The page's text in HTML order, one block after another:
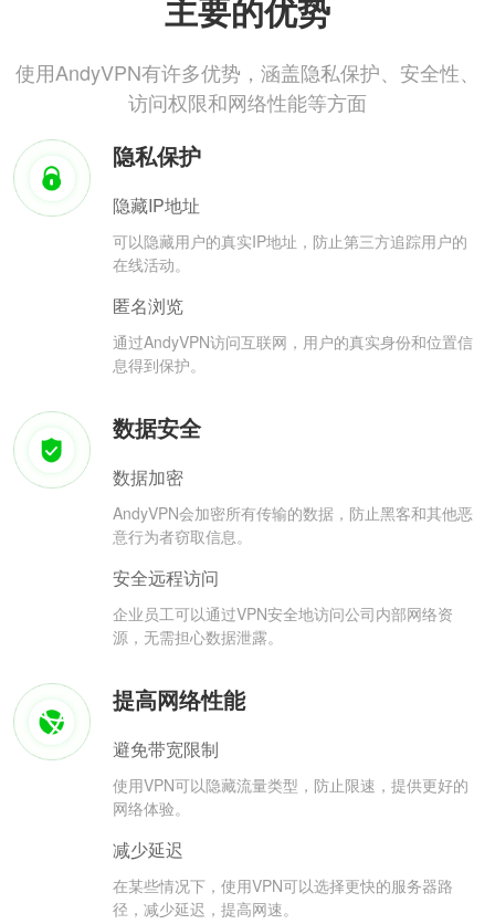
主要的优势
使用AndyVPN有许多优势，涵盖隐私保护、安全性、
访问权限和网络性能等方面
隐私保护
隐藏IP地址
可以隐藏用户的真实IP地址，防止第三方追踪用户的
在线活动。
匿名浏览
通过AndyVPN访问互联网，用户的真实身份和位置信
息得到保护。
数据安全
数据加密
AndyVPN会加密所有传输的数据，防止黑客和其他恶
意行为者窃取信息。
安全远程访问
企业员工可以通过VPN安全地访问公司内部网络资
源，无需担心数据泄露。
提高网络性能
避免带宽限制
使用VPN可以隐藏流量类型，防止限速，提供更好的
网络体验。
减少延迟
在某些情况下，使用VPN可以选择更快的服务器路
径，减少延迟，提高网速。